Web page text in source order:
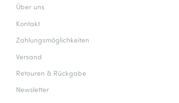
Über uns
Kontakt
Zahlungsmöglichkeiten
Versand
Retouren & Rückgabe
Newsletter